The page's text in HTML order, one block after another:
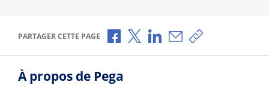
PARTAGER CETTE PAGE Partager via Facebook
Partager via X
Partager via LinkedIn
Partager par e-mail
Copier le lien
À propos de Pega